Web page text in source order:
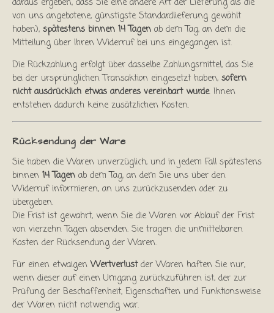
daraus ergeben, dass Sie eine andere Art der Lieferung als die
von uns angebotene, günstigste Standardlieferung gewählt
haben), spätestens binnen 14 Tagen ab dem Tag, an dem die
Mitteilung über Ihren Widerruf bei uns eingegangen ist.
Die Rückzahlung erfolgt über dasselbe Zahlungsmittel, das Sie
bei der ursprünglichen Transaktion eingesetzt haben, sofern
nicht ausdrücklich etwas anderes vereinbart wurde. Ihnen
entstehen dadurch keine zusätzlichen Kosten.
Rücksendung der Ware
Sie haben die Waren unverzüglich, und in jedem Fall spätestens
binnen 14 Tagen ab dem Tag, an dem Sie uns über den
Widerruf informieren, an uns zurückzusenden oder zu
übergeben.
Die Frist ist gewahrt, wenn Sie die Waren vor Ablauf der Frist
von vierzehn Tagen absenden. Sie tragen die unmittelbaren
Kosten der Rücksendung der Waren.
Für einen etwaigenWertverlustder Waren haften Sie nur,
wenn dieser auf einen Umgang zurückzuführen ist, der zur
Prüfung der Beschaffenheit, Eigenschaften und Funktionsweise
der Waren nicht notwendig war.